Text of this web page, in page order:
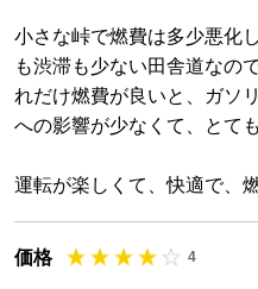
小さな峠で燃費は多少悪化
も渋滞も少ない田舎道なの
れだけ燃費が良いと、ガソ
への影響が少なくて、とて
運転が楽しくて、快適で、
価格 4